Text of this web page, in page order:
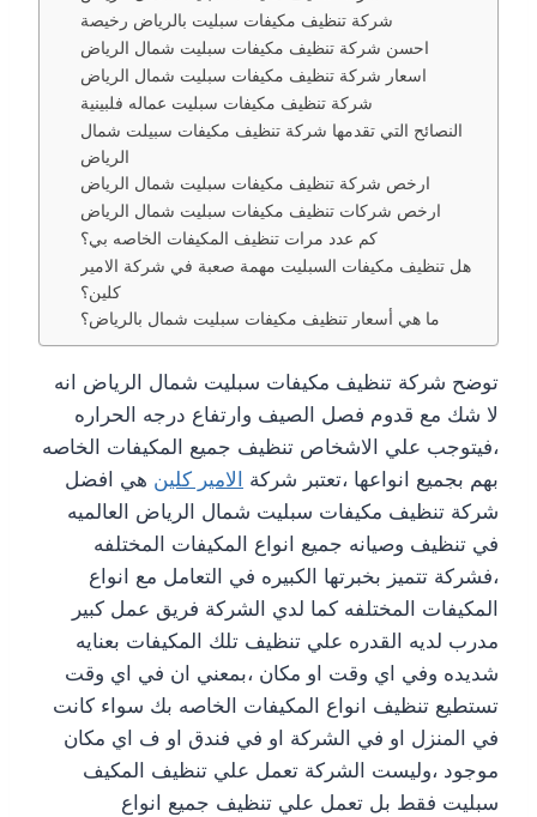
شركة تنظيف مكيفات سبليت بالرياض رخيصة
احسن شركة تنظيف مكيفات سبليت شمال الرياض
اسعار شركة تنظيف مكيفات سبليت شمال الرياض
شركة تنظيف مكيفات سبليت عماله فلبينية
النصائح التي تقدمها شركة تنظيف مكيفات سبيلت شمال
الرياض
ارخص شركة تنظيف مكيفات سبليت شمال الرياض
ارخص شركات تنظيف مكيفات سبليت شمال الرياض
كم عدد مرات تنظيف المكيفات الخاصه بي؟
هل تنظيف مكيفات السبليت مهمة صعبة في شركة الامير
كلين؟
ما هي أسعار تنظيف مكيفات سبليت شمال بالرياض؟
توضح شركة تنظيف مكيفات سبليت شمال الرياض انه
لا شك مع قدوم فصل الصيف وارتفاع درجه الحراره
،فيتوجب علي الاشخاص تنظيف جميع المكيفات الخاصه
بهم بجميع انواعها ،تعتبر شركة
الامير كلين هي افضل
شركة تنظيف مكيفات سبليت شمال الرياض العالميه
في تنظيف وصيانه جميع انواع المكيفات المختلفه
،فشركة تتميز بخبرتها الكبيره في التعامل مع انواع
المكيفات المختلفه كما لدي الشركة فريق عمل كبير
مدرب لديه القدره علي تنظيف تلك المكيفات بعنايه
شديده وفي اي وقت او مكان ،بمعني ان في اي وقت
تستطيع تنظيف انواع المكيفات الخاصه بك سواء كانت
في المنزل او في الشركة او في فندق او ف اي مكان
موجود ،وليست الشركة تعمل علي تنظيف المكيف
سبليت فقط بل تعمل علي تنظيف جميع انواع